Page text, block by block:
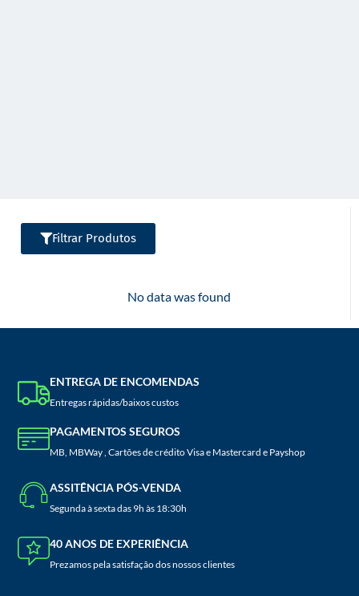
Filtrar Produtos
No data was found
ENTREGA DE ENCOMENDAS
Entregas rápidas/baixos custos
PAGAMENTOS SEGUROS
MB, MBWay , Cartões de crédito Visa e Mastercard e Payshop
ASSITÊNCIA PÓS-VENDA
Segunda à sexta das 9h às 18:30h
40 ANOS DE EXPERIÊNCIA
Prezamos pela satisfação dos nossos clientes